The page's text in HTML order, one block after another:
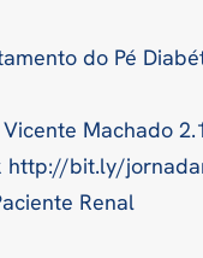
do Pé
Machado
http://bit.ly/
Renal